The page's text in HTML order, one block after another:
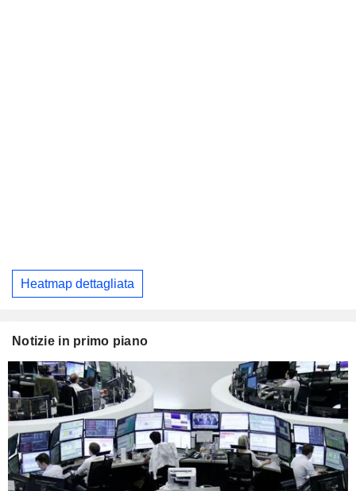
Heatmap dettagliata
Notizie in primo piano